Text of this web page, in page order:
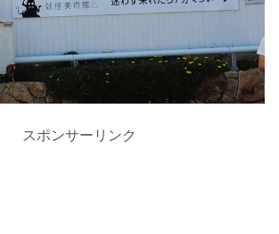
スポンサーリンク